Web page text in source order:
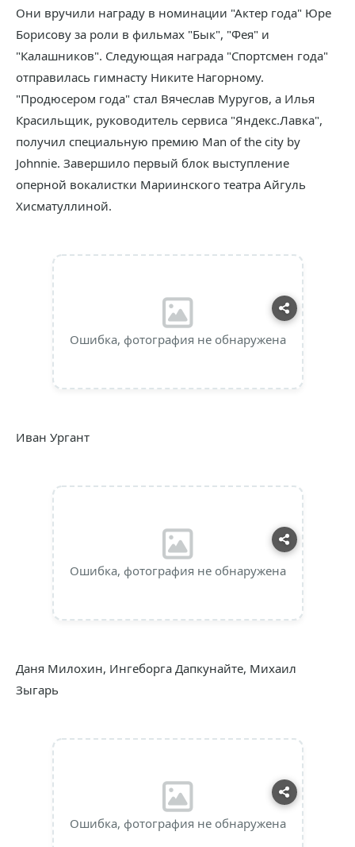
Они вручили награду в номинации "Актер года" Юре
Борисову за роли в фильмах "Бык", "Фея" и
"Калашников". Следующая награда "Спортсмен года"
отправилась гимнасту Никите Нагорному.
"Продюсером года" стал Вячеслав Муругов, а Илья
Красильщик, руководитель сервиса "Яндекс.Лавка",
получил специальную премию Man of the city by
Johnnie. Завершило первый блок выступление
оперной вокалистки Мариинского театра Айгуль
Хисматуллиной.
Ошибка, фотография не обнаружена
Иван Ургант
Ошибка, фотография не обнаружена
Даня Милохин, Ингеборга Дапкунайте, Михаил
Зыгарь
Ошибка, фотография не обнаружена